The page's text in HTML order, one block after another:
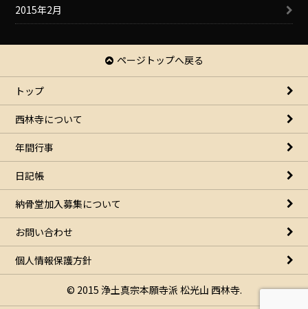
2015年2月
ページトップへ戻る
トップ
西林寺について
年間行事
日記帳
納骨堂加入募集について
お問い合わせ
個人情報保護方針
© 2015 浄土真宗本願寺派 松光山 西林寺.